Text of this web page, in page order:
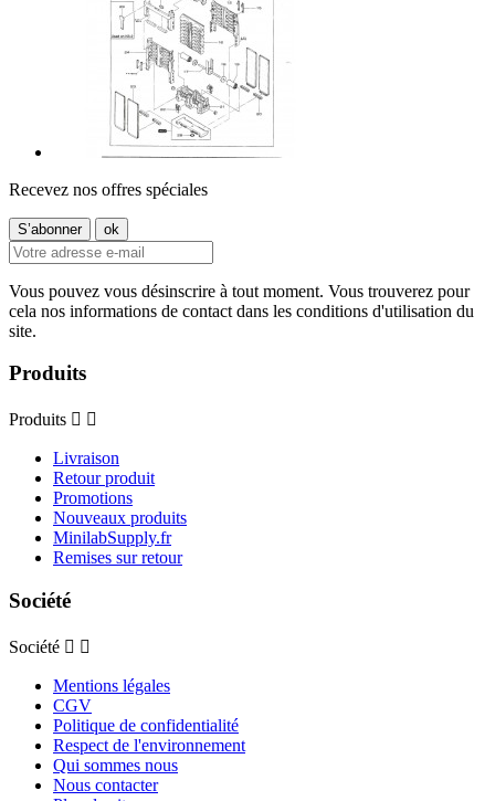
Recevez nos offres spéciales
Vous pouvez vous désinscrire à tout moment. Vous trouverez pour
cela nos informations de contact dans les conditions d'utilisation du
site.
Produits
Produits  
Livraison
Retour produit
Promotions
Nouveaux produits
MinilabSupply.fr
Remises sur retour
Société
Société  
Mentions légales
CGV
Politique de confidentialité
Respect de l'environnement
Qui sommes nous
Nous contacter